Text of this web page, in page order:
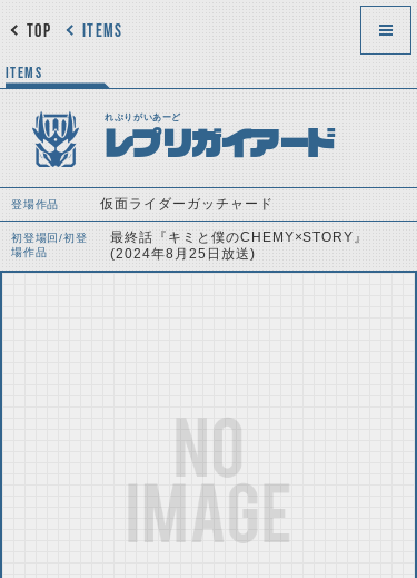
ITEMS
TOP
ITEMS
れぷりがいあーど
レプリガイアード
登場作品 仮面ライダーガッチャード
初登場回/初登
場作品
最終話『キミと僕のCHEMY×STORY』
(2024年8月25日放送)